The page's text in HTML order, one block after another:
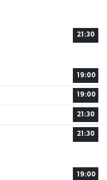
21:30
19:00
19:00
21:30
21:30
19:00